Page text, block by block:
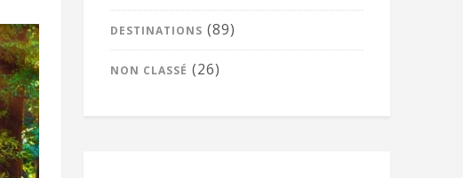
DESTINATIONS (89)
NON CLASSÉ (26)